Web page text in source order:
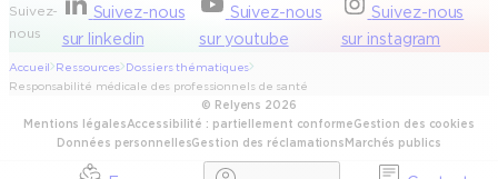
Suivez-
nous
Suivez-nous
sur linkedin
Suivez-nous
sur youtube
Suivez-nous
sur instagram
Accueil Ressources Dossiers thématiques
Responsabilité médicale des professionnels de santé
© Relyens 2026
Mentions légalesAccessibilité : partiellement conformeGestion des cookies
Données personnellesGestion des réclamationsMarchés publics